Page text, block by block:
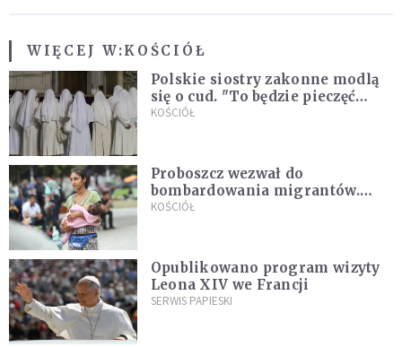
WIĘCEJ W:KOŚCIÓŁ
Polskie siostry zakonne modlą
się o cud. "To będzie pieczęć
Pana Boga dla naszej wiary"
KOŚCIÓŁ
Proboszcz wezwał do
bombardowania migrantów.
"Masowy ogień przeciwko
KOŚCIÓŁ
Opublikowano program wizyty
Leona XIV we Francji
SERWIS PAPIESKI